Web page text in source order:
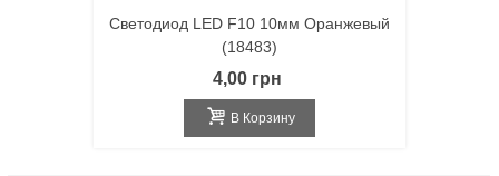
Светодиод LED F10 10мм Оранжевый
(18483)
4,00 грн
В Корзину